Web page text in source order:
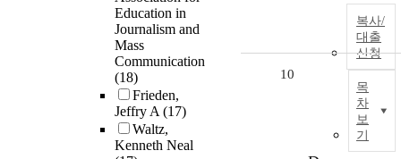
Education in
Journalism and
Mass
Communication
(18)
Frieden,
Jeffry A(17)
Waltz,
Kenneth Neal
복사/
대출
신청
목
차
보
기
10